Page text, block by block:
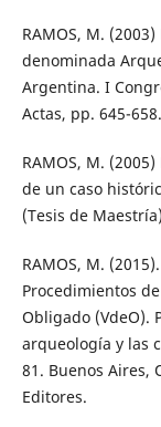
RAMOS, M.
denominada
Argentina. I
Actas, pp. 645-
RAMOS, M.
de un caso
(Tesis de
RAMOS, M.
Procedimientos
Obligado (VdeO).
arqueología y las
81. Buenos Aires,
Editores.